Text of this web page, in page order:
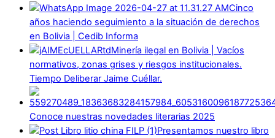
Cinco
años haciendo seguimiento a la situación de derechos
en Bolivia | Cedib Informa
Minería ilegal en Bolivia | Vacíos
normativos, zonas grises y riesgos institucionales.
Tiempo Deliberar Jaime Cuéllar.
Conoce nuestras novedades literarias 2025
Presentamos nuestro libro